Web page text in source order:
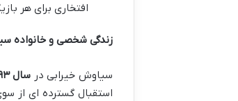
افتخاری برای هر
زندگی شخصی و خانواده
سیاوش خیرابی در سال
استقبال گسترده ای از